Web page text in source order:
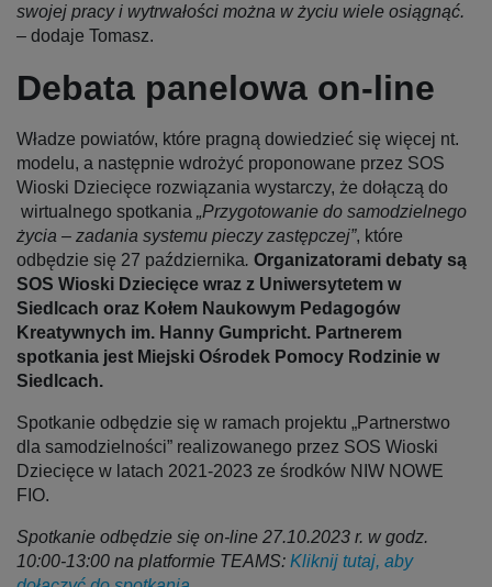
swojej pracy i wytrwałości można w życiu wiele osiągnąć.
– dodaje Tomasz.
Debata panelowa on-line
Władze powiatów, które pragną dowiedzieć się więcej nt.
modelu, a następnie wdrożyć proponowane przez SOS
Wioski Dziecięce rozwiązania wystarczy, że dołączą do
wirtualnego spotkania „Przygotowanie do samodzielnego
życia – zadania systemu pieczy zastępczej”, które
odbędzie się 27 października. Organizatorami debaty są
SOS Wioski Dziecięce wraz z Uniwersytetem w
Siedlcach oraz Kołem Naukowym Pedagogów
Kreatywnych im. Hanny Gumpricht. Partnerem
spotkania jest Miejski Ośrodek Pomocy Rodzinie w
Siedlcach.
Spotkanie odbędzie się w ramach projektu „Partnerstwo
dla samodzielności” realizowanego przez SOS Wioski
Dziecięce w latach 2021-2023 ze środków NIW NOWE
FIO.
Spotkanie odbędzie się on-line 27.10.2023 r. w godz.
10:00-13:00 na platformie TEAMS: Kliknij tutaj, aby